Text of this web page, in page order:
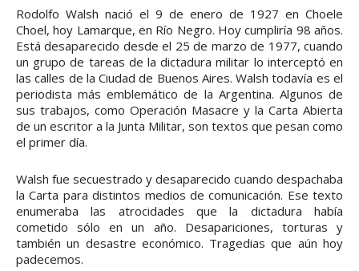
Rodolfo Walsh nació el 9 de enero de 1927 en Choele
Choel, hoy Lamarque, en Río Negro. Hoy cumpliría 98 años.
Está desaparecido desde el 25 de marzo de 1977, cuando
un grupo de tareas de la dictadura militar lo interceptó en
las calles de la Ciudad de Buenos Aires. Walsh todavía es el
periodista más emblemático de la Argentina. Algunos de
sus trabajos, como Operación Masacre y la Carta Abierta
de un escritor a la Junta Militar, son textos que pesan como
el primer día.
Walsh fue secuestrado y desaparecido cuando despachaba
la Carta para distintos medios de comunicación. Ese texto
enumeraba las atrocidades que la dictadura había
cometido sólo en un año. Desapariciones, torturas y
también un desastre económico. Tragedias que aún hoy
padecemos.